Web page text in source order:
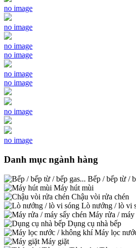
no image
no image
no image
no image
no image
no image
no image
no image
Danh mục ngành hàng
Bếp / bếp từ /
Máy hút mùi
Chậu vòi rửa chén
Lò nướng / lò vi
Máy rửa / máy
Dụng cụ nhà bếp
Máy lọc
Máy giặt